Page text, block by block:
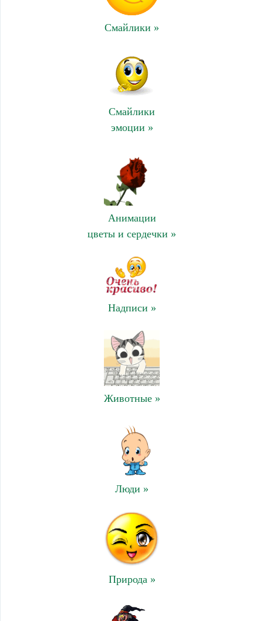
Смайлики »
Смайлики
эмоции »
Анимации
цветы и сердечки »
Надписи »
Животные »
Люди »
Природа »